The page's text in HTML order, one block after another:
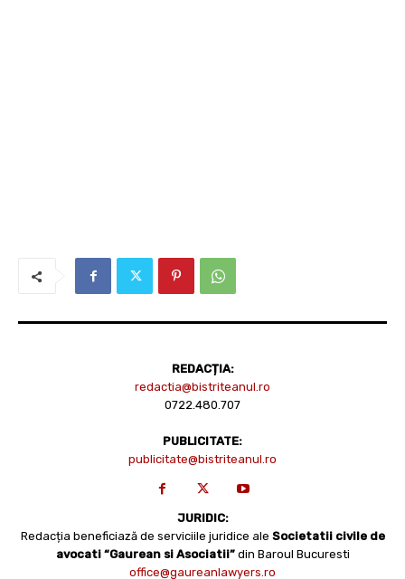
REDACȚIA:
redactia@bistriteanul.ro
0722.480.707
PUBLICITATE:
publicitate@bistriteanul.ro
JURIDIC:
Redacția beneficiază de serviciile juridice ale Societatii civile de
avocati “Gaurean si Asociatii” din Baroul Bucuresti
office@gaureanlawyers.ro